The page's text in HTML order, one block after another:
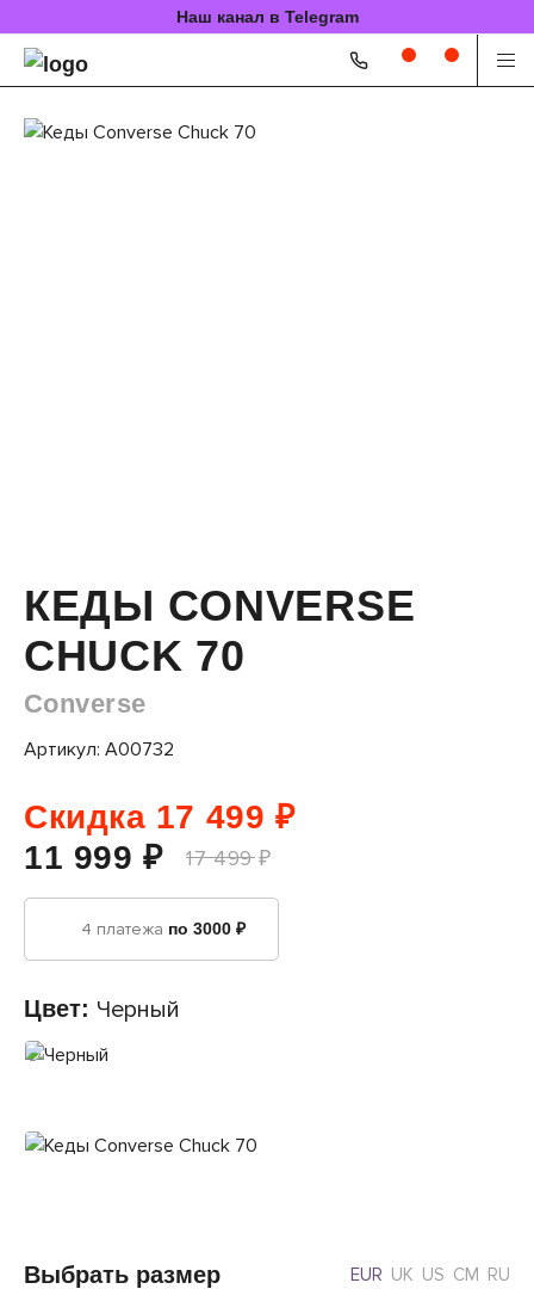
Наш канал в Telegram
КЕДЫ CONVERSE
CHUCK 70
Converse
Артикул: A00732
Скидка 17 499 ₽
11 999 ₽
17 499 ₽
4 платежа по 3000 ₽
Цвет: Черный
Выбрать размер EUR UK US CM RU